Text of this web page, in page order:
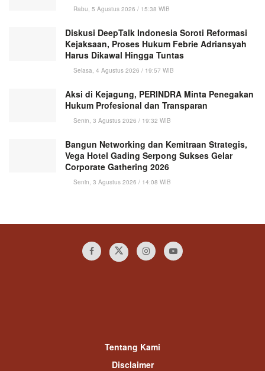
Rabu, 5 Agustus 2026 / 15:38 WIB
Diskusi DeepTalk Indonesia Soroti Reformasi
Kejaksaan, Proses Hukum Febrie Adriansyah
Harus Dikawal Hingga Tuntas
Selasa, 4 Agustus 2026 / 19:57 WIB
Aksi di Kejagung, PERINDRA Minta Penegakan
Hukum Profesional dan Transparan
Senin, 3 Agustus 2026 / 19:32 WIB
Bangun Networking dan Kemitraan Strategis,
Vega Hotel Gading Serpong Sukses Gelar
Corporate Gathering 2026
Senin, 3 Agustus 2026 / 14:08 WIB
Tentang Kami
Disclaimer